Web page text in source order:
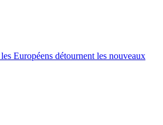
Européens détournent les nouveaux